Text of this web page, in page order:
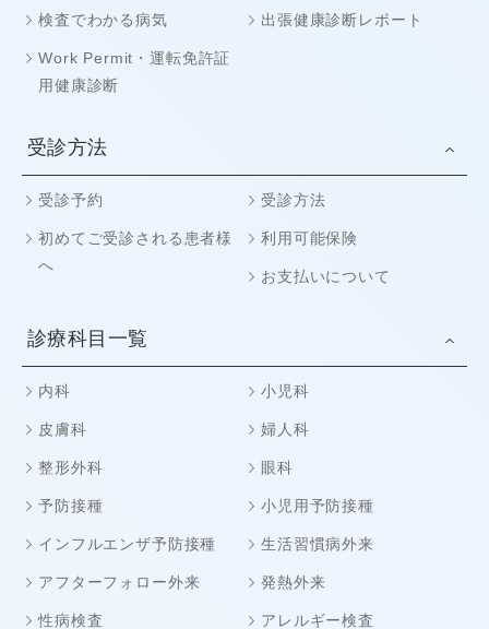
検査でわかる病気 出張健康診断レポート
Work Permit・運転免許証
用健康診断
受診方法
受診予約 受診方法
初めてご受診される患者様
へ
利用可能保険
お支払いについて
診療科目一覧
内科 小児科
皮膚科 婦人科
整形外科 眼科
予防接種 小児用予防接種
インフルエンザ予防接種 生活習慣病外来
アフターフォロー外来 発熱外来
性病検査 アレルギー検査